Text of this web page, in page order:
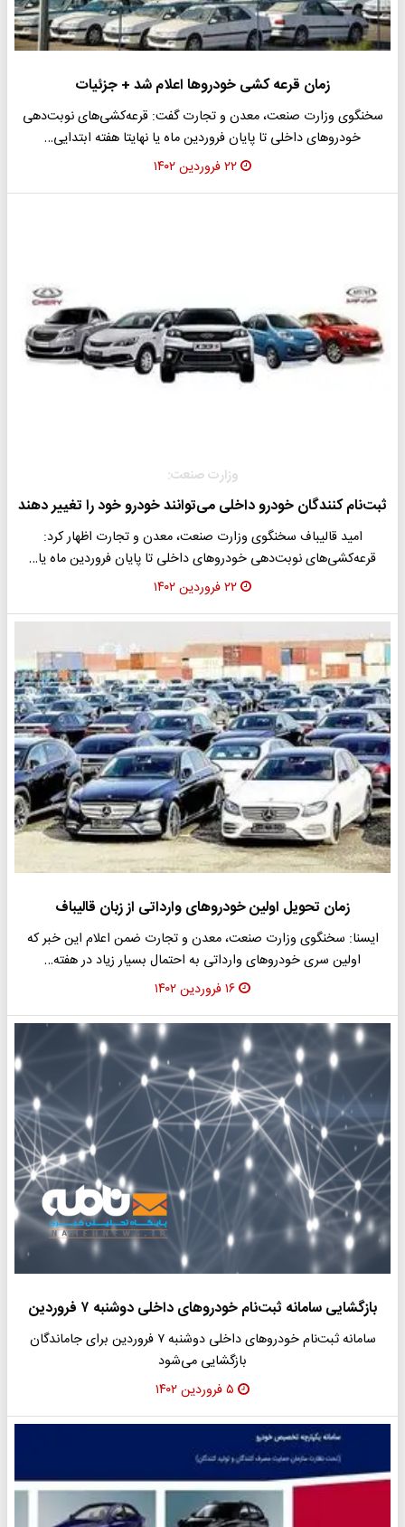
زمان قرعه کشی خودروها اعلام شد + جزئیات
سخنگوی وزارت صنعت، معدن و تجارت گفت: قرعه‌کشی‌های نوبت‌دهی
خودروهای داخلی تا پایان فروردین ماه یا نهایتا هفته ابتدایی…
۲۲ فروردین ۱۴۰۲
وزارت صنعت:
ثبت‌نام کنندگان خودرو داخلی می‌توانند خودرو خود را تغییر دهند
امید قالیباف سخنگوی وزارت صنعت، معدن و تجارت اظهار کرد:
قرعه‌کشی‌های نوبت‌دهی خودروهای داخلی تا پایان فروردین ماه یا…
۲۲ فروردین ۱۴۰۲
زمان تحویل اولین خودروهای وارداتی از زبان قالیباف
ایسنا: سخنگوی وزارت صنعت، معدن و تجارت ضمن اعلام این خبر که
اولین سری خودروهای وارداتی به احتمال بسیار زیاد در هفته…
۱۶ فروردین ۱۴۰۲
بازگشایی سامانه ثبت‌نام خودرو‌های داخلی دوشنبه ۷ فروردین
سامانه ثبت‌نام خودرو‌های داخلی دوشنبه ۷ فروردین برای جاماندگان
بازگشایی می‌شود
۵ فروردین ۱۴۰۲